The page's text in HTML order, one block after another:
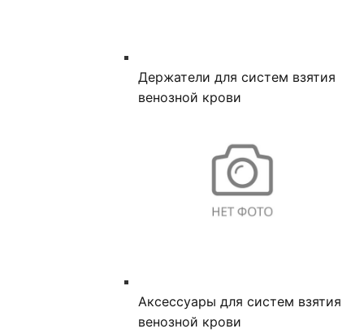
Держатели для систем взятия
венозной крови
Аксессуары для систем взятия
венозной крови